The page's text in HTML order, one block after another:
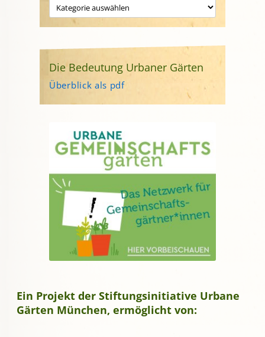
Die Bedeutung Urbaner Gärten
Überblick als pdf
Ein Projekt der Stiftungsinitiative Urbane
Gärten München, ermöglicht von: